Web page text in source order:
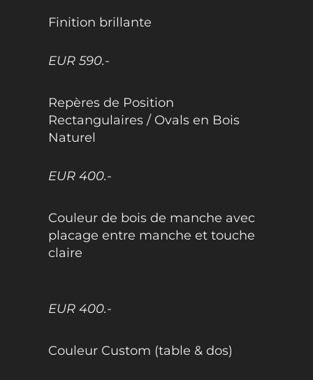
Finition brillante
EUR 590.-
Repères de Position
Rectangulaires / Ovals en Bois
Naturel
EUR 400.-
Couleur de bois de manche avec
placage entre manche et touche
claire
EUR 400.-
Couleur Custom (table & dos)